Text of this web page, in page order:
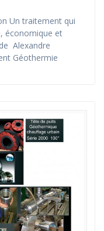
Un traitement qui
économique et
Alexandre
Géothermie